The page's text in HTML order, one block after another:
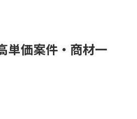
単価案件・商材一